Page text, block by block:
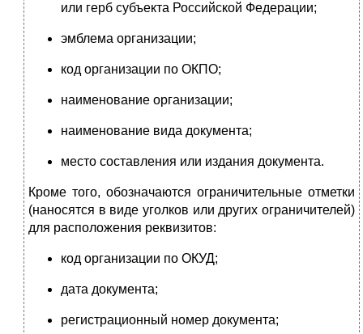
или герб субъекта Российской Федерации;
эмблема организации;
код организации по ОКПО;
наименование организации;
наименование вида документа;
место составления или издания документа.
Кроме того, обозначаются ограничительные отметки
(наносят­ся в виде уголков или других ограничителей)
для расположения реквизитов:
код организации по ОКУД;
дата документа;
регистрационный номер документа;